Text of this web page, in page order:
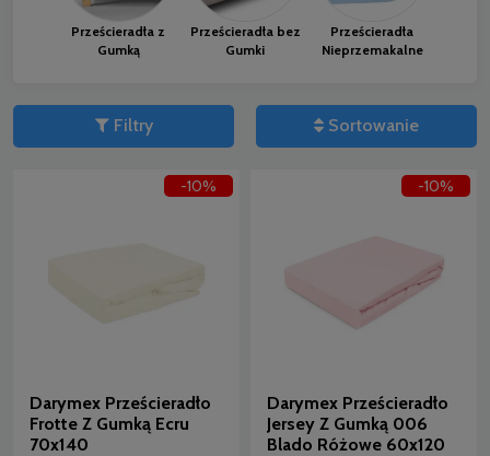
Prześcieradła z
Gumką
Prześcieradła bez
Gumki
Prześcieradła
Nieprzemakalne
Filtry Sortowanie
Darymex Prześcieradło
Frotte Z Gumką Ecru
70x140
-10%
Darymex Prześcieradło
Jersey Z Gumką 006
Blado Różowe 60x120
-10%